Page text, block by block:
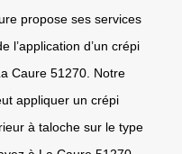
propose ses services
l’application d’un crépi
Caure 51270. Notre
appliquer un crépi
à taloche sur le type